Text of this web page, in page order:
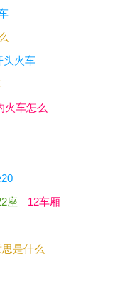
头火车
火车怎么
座
12车厢
是什么